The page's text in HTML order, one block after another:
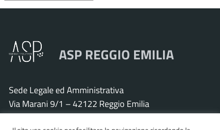
ASP REGGIO EMILIA
Sede Legale ed Amministrativa
Via Marani 9/1 – 42122 Reggio Emilia
Tel. 0522 571011 – Fax 0522 571030